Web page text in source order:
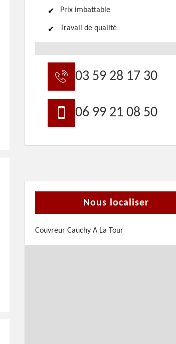
Prix imbattable
Travail de qualité
03 59 28 17 30
06 99 21 08 50
Nous localiser
Couvreur Cauchy A La Tour